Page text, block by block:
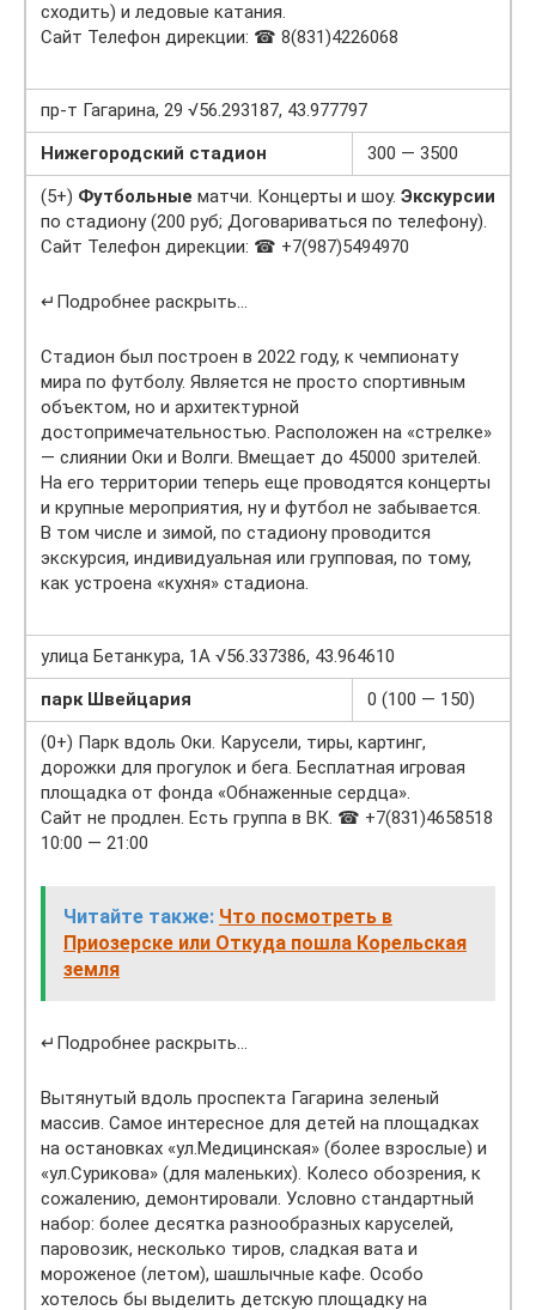
сходить) и ледовые катания.
Сайт Телефон дирекции: ☎ 8(831)4226068
пр-т Гагарина, 29 √56.293187, 43.977797
Нижегородский стадион
300 — 3500
(5+) Футбольные матчи. Концерты и шоу. Экскурсии
по стадиону (200 руб; Договариваться по телефону).
Сайт Телефон дирекции: ☎ +7(987)5494970
↵Подробнее раскрыть…
Стадион был построен в 2022 году, к чемпионату
мира по футболу. Является не просто спортивным
объектом, но и архитектурной
достопримечательностью. Расположен на «стрелке»
— слиянии Оки и Волги. Вмещает до 45000 зрителей.
На его территории теперь еще проводятся концерты
и крупные мероприятия, ну и футбол не забывается.
В том числе и зимой, по стадиону проводится
экскурсия, индивидуальная или групповая, по тому,
как устроена «кухня» стадиона.
улица Бетанкура, 1А √56.337386, 43.964610
парк Швейцария
0 (100 — 150)
(0+) Парк вдоль Оки. Карусели, тиры, картинг,
дорожки для прогулок и бега. Бесплатная игровая
площадка от фонда «Обнаженные сердца».
Сайт не продлен. Есть группа в ВК. ☎ +7(831)4658518
10:00 — 21:00
Читайте также: Что посмотреть в
Приозерске или Откуда пошла Корельская
земля
↵Подробнее раскрыть…
Вытянутый вдоль проспекта Гагарина зеленый
массив. Самое интересное для детей на площадках
на остановках «ул.Медицинская» (более взрослые) и
«ул.Сурикова» (для маленьких). Колесо обозрения, к
сожалению, демонтировали. Условно стандартный
набор: более десятка разнообразных каруселей,
паровозик, несколько тиров, сладкая вата и
мороженое (летом), шашлычные кафе. Особо
хотелось бы выделить детскую площадку на